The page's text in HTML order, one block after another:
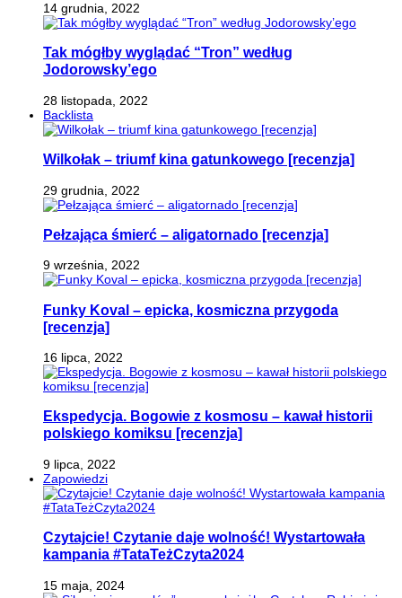
14 grudnia, 2022
Tak mógłby wyglądać “Tron” według
Jodorowsky’ego
28 listopada, 2022
Backlista
Wilkołak – triumf kina gatunkowego [recenzja]
29 grudnia, 2022
Pełzająca śmierć – aligatornado [recenzja]
9 września, 2022
Funky Koval – epicka, kosmiczna przygoda
[recenzja]
16 lipca, 2022
Ekspedycja. Bogowie z kosmosu – kawał historii
polskiego komiksu [recenzja]
9 lipca, 2022
Zapowiedzi
Czytajcie! Czytanie daje wolność! Wystartowała
kampania #TataTeżCzyta2024
15 maja, 2024